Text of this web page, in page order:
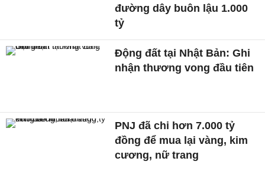
đường dây buôn lậu 1.000
tỷ
Động đất tại Nhật Bản: Ghi
nhận thương vong đầu tiên
PNJ đã chi hơn 7.000 tỷ
đồng để mua lại vàng, kim
cương, nữ trang